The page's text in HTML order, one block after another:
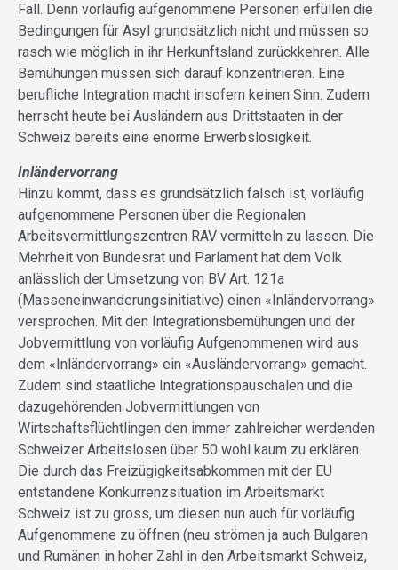
Fall. Denn vorläufig aufgenommene Personen erfüllen die
Bedingungen für Asyl grundsätzlich nicht und müssen so
rasch wie möglich in ihr Herkunftsland zurückkehren. Alle
Bemühungen müssen sich darauf konzentrieren. Eine
berufliche Integration macht insofern keinen Sinn. Zudem
herrscht heute bei Ausländern aus Drittstaaten in der
Schweiz bereits eine enorme Erwerbslosigkeit.
Inländervorrang
Hinzu kommt, dass es grundsätzlich falsch ist, vorläufig
aufgenommene Personen über die Regionalen
Arbeitsvermittlungszentren RAV vermitteln zu lassen. Die
Mehrheit von Bundesrat und Parlament hat dem Volk
anlässlich der Umsetzung von BV Art. 121a
(Masseneinwanderungsinitiative) einen «Inländervorrang»
versprochen. Mit den Integrationsbemühungen und der
Jobvermittlung von vorläufig Aufgenommenen wird aus
dem «Inländervorrang» ein «Ausländervorrang» gemacht.
Zudem sind staatliche Integrationspauschalen und die
dazugehörenden Jobvermittlungen von
Wirtschaftsflüchtlingen den immer zahlreicher werdenden
Schweizer Arbeitslosen über 50 wohl kaum zu erklären.
Die durch das Freizügigkeitsabkommen mit der EU
entstandene Konkurrenzsituation im Arbeitsmarkt
Schweiz ist zu gross, um diesen nun auch für vorläufig
Aufgenommene zu öffnen (neu strömen ja auch Bulgaren
und Rumänen in hoher Zahl in den Arbeitsmarkt Schweiz,